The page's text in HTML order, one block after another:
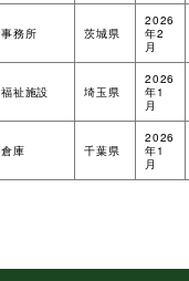
モッケン便り
イベントレポート一覧
事務所 茨城県
2026
年2
月
福祉施設 埼玉県
2026
年1
月
倉庫 千葉県
2026
年1
月